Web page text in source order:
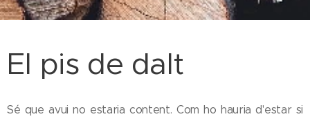
El pis de dalt
Sé que avui no estaria content. Com ho hauria d'estar si